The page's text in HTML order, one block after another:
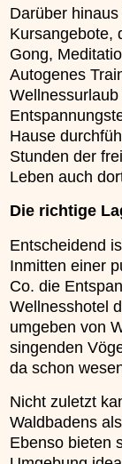
Darüber
Kursangebote,
Gong,
Autogenes
Hause
Stunden der
Leben auch
Die richtige
Entscheidend
Inmitten einer
Co. die
Wellnesshotel
umgeben von
singenden
da schon
Nicht zuletzt
Waldbadens
Ebenso bieten